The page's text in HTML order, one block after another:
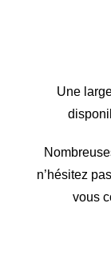
Une
n’hésitez
vous